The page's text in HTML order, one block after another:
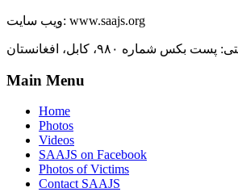
ویب سایت: www.saajs.org
بکس شماره ۹۸۰، کابل، افغانستان
Main Menu
Home
Photos
Videos
SAAJS on Facebook
Photos of Victims
Contact SAAJS